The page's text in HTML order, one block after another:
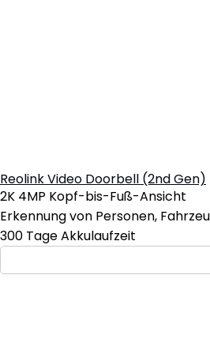
Reolink Video Doorbell (2nd Gen)
2K 4MP Kopf-bis-Fuß-Ansicht
Erkennung von Personen,
300 Tage Akkulaufzeit